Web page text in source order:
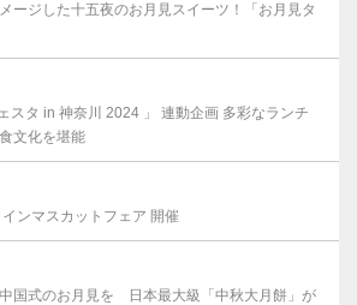
ージした十五夜のお月見スイーツ！「お月見タ
スタ in 神奈川 2024 」 連動企画 多彩なランチ
文化を堪能
ンマスカットフェア 開催
国式のお月見を 日本最大級「中秋大月餅」が